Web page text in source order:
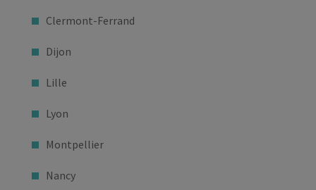
Clermont-Ferrand
Dijon
Lille
Lyon
Montpellier
Nancy